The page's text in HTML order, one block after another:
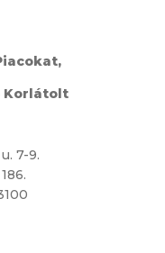
Korlátolt
7-9.